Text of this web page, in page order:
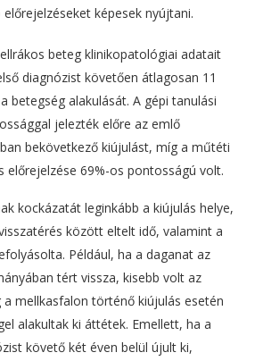
képesek nyújtani.
beteg klinikopatológiai adatait
diagnózist követően átlagosan 11
betegség alakulását. A gépi tanulási
jelezték előre az emlő
bekövetkező kiújulást, míg a műtéti
előrejelzése 69%-os pontosságú volt.
kockázatát leginkább a kiújulás helye,
között eltelt idő, valamint a
Például, ha a daganat az
tért vissza, kisebb volt az
mellkasfalon történő kiújulás esetén
alakultak ki áttétek. Emellett, ha a
követő két éven belül újult ki,